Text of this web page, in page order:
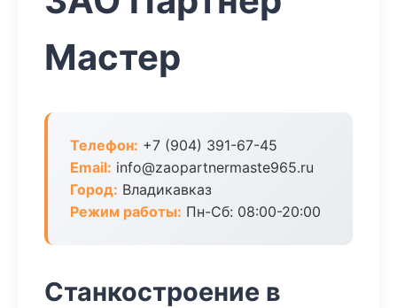
Мастер
Телефон: +7 (904) 391-67-45
Email: info@zaopartnermaste965.ru
Город: Владикавказ
Режим работы: Пн-Сб: 08:00-20:00
Станкостроение в